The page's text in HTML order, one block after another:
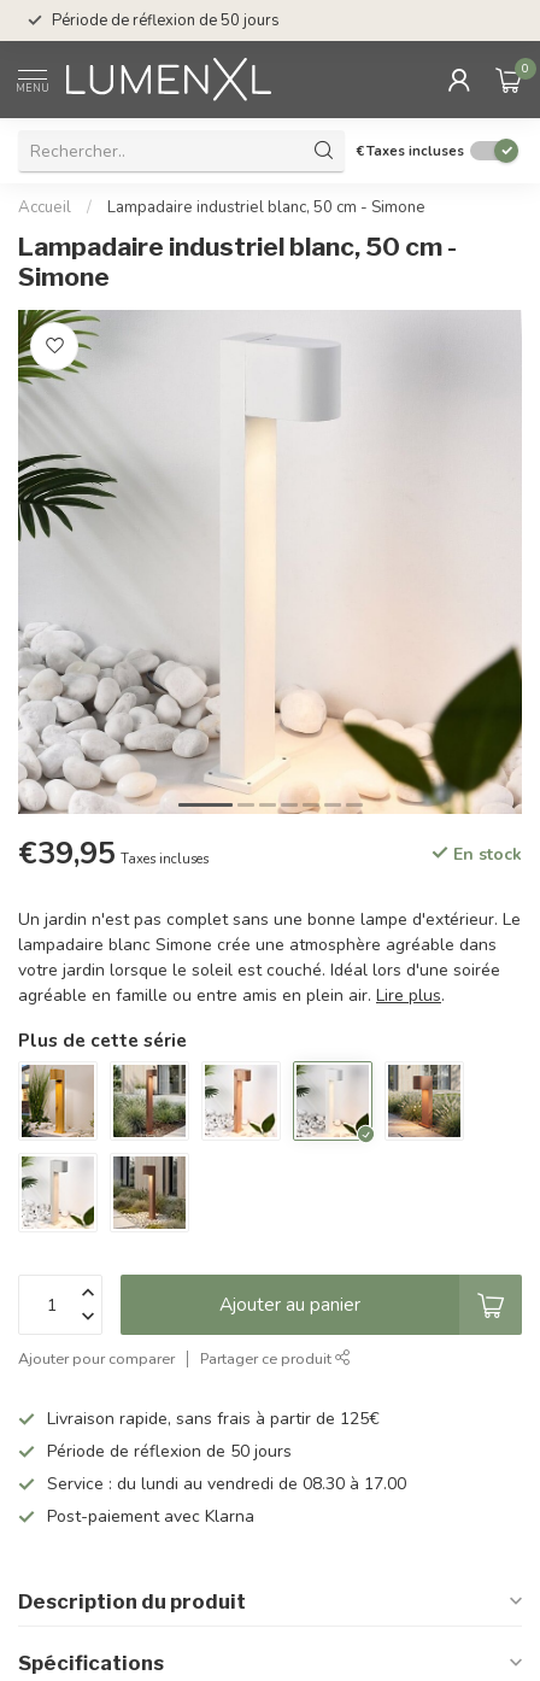
Période de réflexion de 50 jours
MENU
0
€Taxes incluses
Accueil / Lampadaire industriel blanc, 50 cm - Simone
Lampadaire industriel blanc, 50 cm -
Simone
€39,95 Taxes incluses En stock
Un jardin n'est pas complet sans une bonne lampe d'extérieur. Le
lampadaire blanc Simone crée une atmosphère agréable dans
votre jardin lorsque le soleil est couché. Idéal lors d'une soirée
agréable en famille ou entre amis en plein air. Lire plus.
Plus de cette série
Ajouter au panier
Ajouter pour comparer Partager ce produit
Livraison rapide, sans frais à partir de 125€
Période de réflexion de 50 jours
Service : du lundi au vendredi de 08.30 à 17.00
Post-paiement avec Klarna
Description du produit
Spécifications